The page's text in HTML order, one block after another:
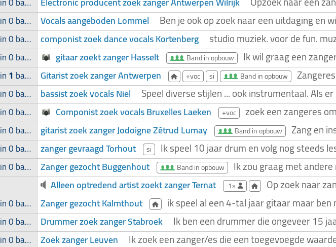
in 0 band Vocals aangeboden Lommel Ben je ook op zoek naar een uitdaging en
in 0 band componist zoek dance vocals Kortenberg studio muziek. voor de fun.
in 0 band gitaar zoekt zanger Hasselt Band in opbouw Ik wil graag een
in1 band Gitarist zoek zanger Antwerpen +voc si Band in opbouw
in 0 band bassist zoek vocals Niel Speel diverse stijlen ... ook instrumentaal. Als
in 0 band Componist zoek vocals Bruxelles Laeken +voc zoek een zangeres
in 0 band gitarist zoek zanger Jodoigne Zétrud Lumay Band in opbouw Zang en
in 0 band zanger gevraagd Torhout si Ik speel 10 jaar drum en volg nog steeds
in 0 band Zanger gezocht Buggenhout Band in opbouw Ik zou graag met
Alleen optredend artist zoekt zanger Ternat 1× Op zoek naar
in 0 band Zanger gezocht Kalmthout ik speel al een 4-tal jaar gitaar maar
in 0 band Drummer zoek zanger Stabroek Ik ben een drummer die ongeveer 15
in 0 band Zoek zanger Leuven Ik zoek een zanger/es die een toegevoegde